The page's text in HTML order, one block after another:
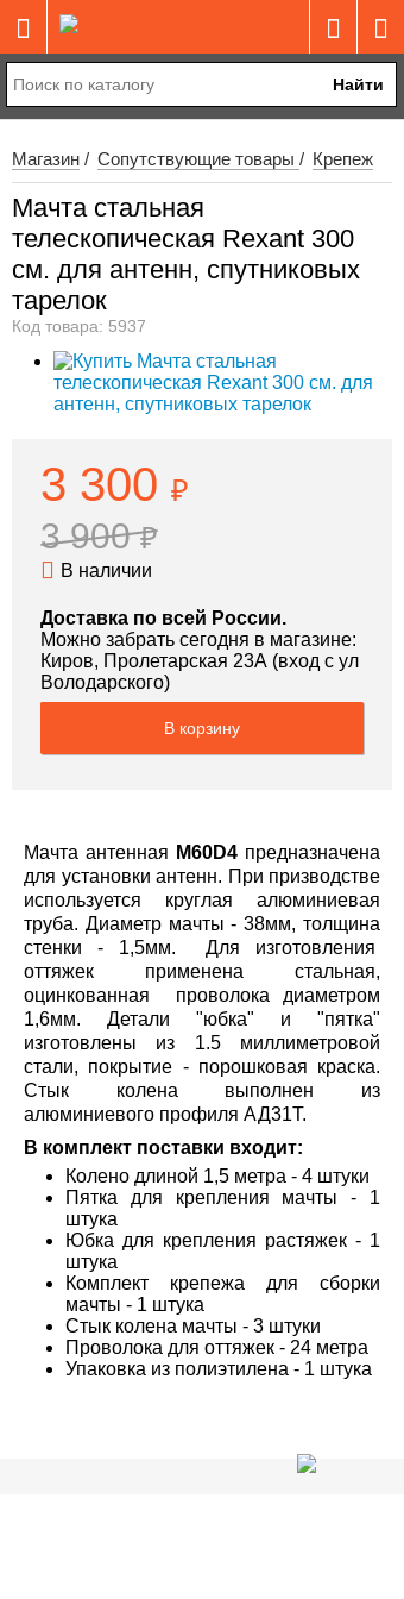
Найти
Магазин Сопутствующие товары Крепеж
Мачта стальная
телескопическая Rexant 300
см. для антенн, спутниковых
тарелок
Код товара: 5937
3 300 ₽
3 900₽
В наличии
Доставка по всей России.
Можно забрать сегодня в магазине:
Киров, Пролетарская 23А (вход с ул
Володарского)
В корзину
Мачта антенная M60D4 предназначена
для установки антенн. При призводстве
используется круглая алюминиевая
труба. Диаметр мачты - 38мм, толщина
стенки - 1,5мм. Для изготовления
оттяжек применена стальная,
оцинкованная проволока диаметром
1,6мм. Детали "юбка" и "пятка"
изготовлены из 1.5 миллиметровой
стали, покрытие - порошковая краска.
Стык колена выполнен из
алюминиевого профиля АД31Т.
В комплект поставки входит:
Колено длиной 1,5 метра - 4 штуки
Пятка для крепления мачты - 1
штука
Юбка для крепления растяжек - 1
штука
Комплект крепежа для сборки
мачты - 1 штука
Стык колена мачты - 3 штуки
Проволока для оттяжек - 24 метра
Упаковка из полиэтилена - 1 штука